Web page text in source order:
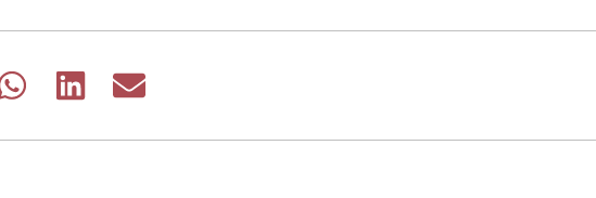
Share
Share
Share